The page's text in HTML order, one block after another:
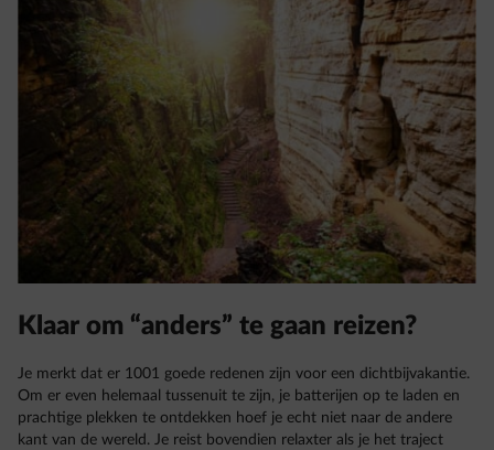
Klaar om “anders” te gaan reizen?
Je merkt dat er 1001 goede redenen zijn voor een dichtbijvakantie.
Om er even helemaal tussenuit te zijn, je batterijen op te laden en
prachtige plekken te ontdekken hoef je echt niet naar de andere
kant van de wereld. Je reist bovendien relaxter als je het traject